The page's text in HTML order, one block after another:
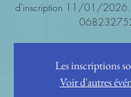
d'inscription 11/01/2026.
Les inscriptions
Voir d'autres